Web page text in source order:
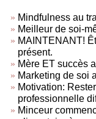
Mindfulness au
Meilleur de soi-
MAINTENANT!
présent.
Mère ET succès
Marketing de soi
Motivation:
professionnelle
Minceur